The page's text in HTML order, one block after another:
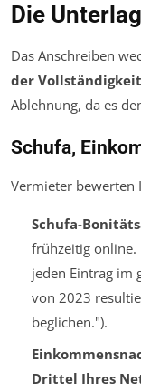
Die
Das Anschreiben
der
Ablehnung, da es
Schufa,
Vermieter bewerten
Schufa-
frühzeitig online.
jeden Eintrag im
von 2023
beglichen.").
Drittel Ihres